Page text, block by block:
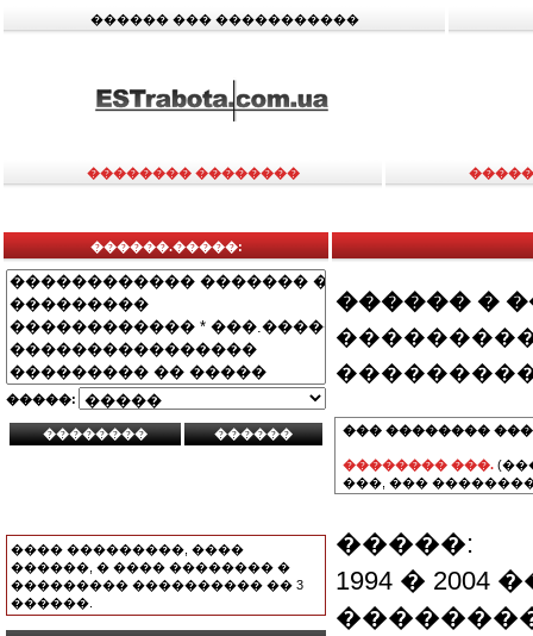
������ ��� �����������
�������� ��������
������.�����:
�����:
���� ���������, ����
������, � ���� �������� �
��������� ���������� �� 3
������.
������ �
��� ��������
�������� ���.
���, ���
�����:
1994 �